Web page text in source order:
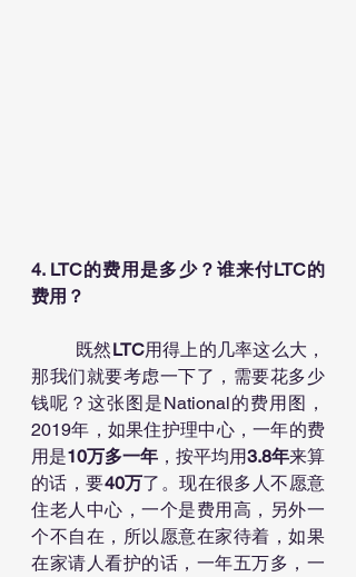
4. LTC的费用是多少？谁来付LTC的
费用？
	既然
LTC用得上的几率这么大，
那我们就要考虑一下了，需要花多少
钱呢？这张图是National的费用图，
2019年，如果住护理中心，一年的费
用是10万多一年 ，按平均用3.8年来算
的话，要40万了。现在很多人不愿意
住老人中心，一个是费用高，另外一
个不自在，所以愿意在家待着，如果
在家请人看护的话，一年五万多，一